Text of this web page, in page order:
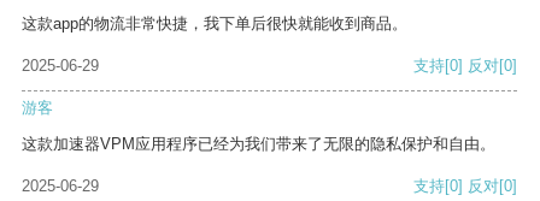
这款app的物流非常快捷，我下单后很快就能收到商品。
2025-06-29 支持[0] 反对[0]
游客
这款加速器VPM应用程序已经为我们带来了无限的隐私保护和自由。
2025-06-29 支持[0] 反对[0]